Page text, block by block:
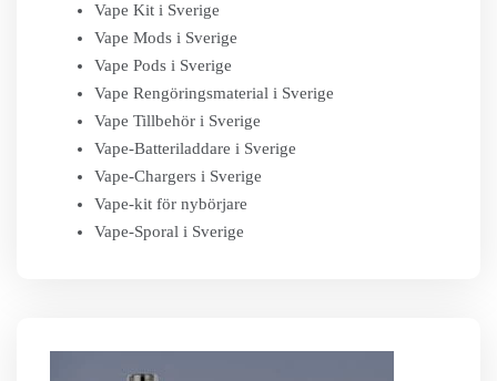
Vape Kit i Sverige
Vape Mods i Sverige
Vape Pods i Sverige
Vape Rengöringsmaterial i Sverige
Vape Tillbehör i Sverige
Vape-Batteriladdare i Sverige
Vape-Chargers i Sverige
Vape-kit för nybörjare
Vape-Sporal i Sverige